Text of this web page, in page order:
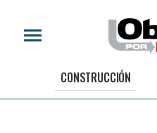
CONSTRUCCIÓN